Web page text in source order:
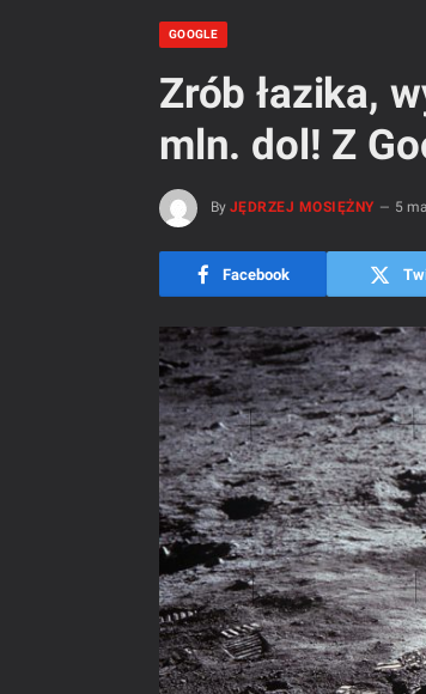
GOOGLE
Zrób łazika,
mln. dol! Z
By JĘDRZEJ MOSIĘŻNY 5
Facebook